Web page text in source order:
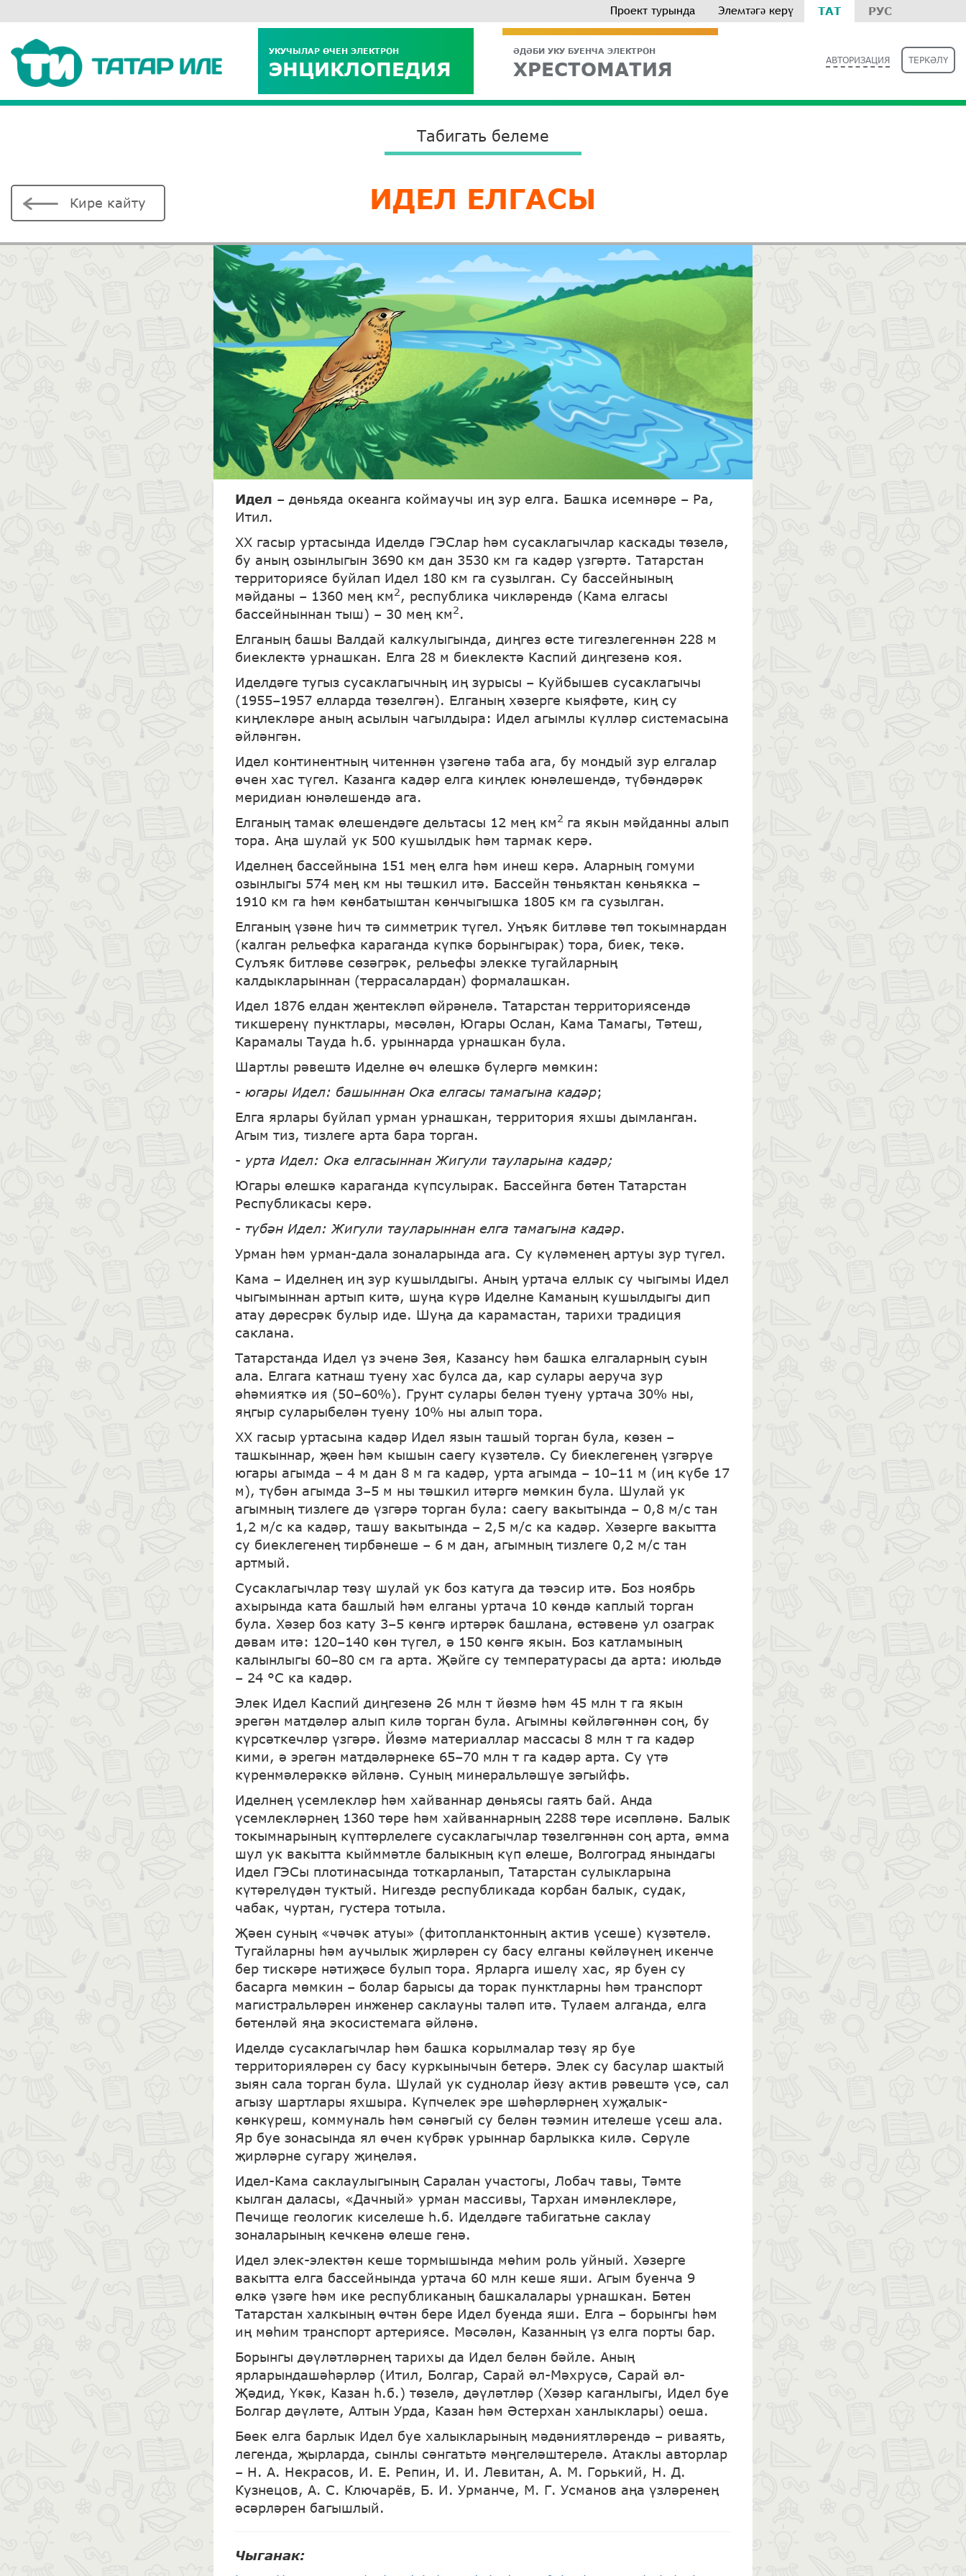
ТАТ РУС
Проект турында Элемтәгә керү
УКУЧЫЛАР ӨЧЕН ЭЛЕКТРОН
ЭНЦИКЛОПЕДИЯ
ӘДӘБИ УКУ БУЕНЧА ЭЛЕКТРОН
ХРЕСТОМАТИЯ АВТОРИЗАЦИЯ ТЕРКӘЛҮ
Кире кайту
Табигать белеме
ИДЕЛ ЕЛГАСЫ
Идел – дөньяда океанга коймаучы иң зур елга. Башка исемнәре – Ра,
Итил.
XX гасыр уртасында Иделдә ГЭСлар һәм сусаклагычлар каскады төзелә,
бу аның озынлыгын 3690 км дан 3530 км га кадәр үзгәртә. Татарстан
территориясе буйлап Идел 180 км га сузылган. Су бассейнының
мәйданы – 1360 мең км2, республика чикләрендә (Кама елгасы
бассейныннан тыш) – 30 мең км2.
Елганың башы Валдай калкулыгында, диңгез өсте тигезлегеннән 228 м
биеклектә урнашкан. Елга 28 м биеклектә Каспий диңгезенә коя.
Иделдәге тугыз сусаклагычның иң зурысы – Куйбышев сусаклагычы
(1955–1957 елларда төзелгән). Елганың хәзерге кыяфәте, киң су
киңлекләре аның асылын чагылдыра: Идел агымлы күлләр системасына
әйләнгән.
Идел континентның читеннән үзәгенә таба ага, бу мондый зур елгалар
өчен хас түгел. Казанга кадәр елга киңлек юнәлешендә, түбәндәрәк
меридиан юнәлешендә ага.
Елганың тамак өлешендәге дельтасы 12 мең км2 га якын мәйданны алып
тора. Аңа шулай ук 500 кушылдык һәм тармак керә.
Иделнең бассейнына 151 мең елга һәм инеш керә. Аларның гомуми
озынлыгы 574 мең км ны тәшкил итә. Бассейн төньяктан көньякка –
1910 км га һәм көнбатыштан көнчыгышка 1805 км га сузылган.
Елганың үзәне һич тә симметрик түгел. Уңъяк битләве төп токымнардан
(калган рельефка караганда күпкә борынгырак) тора, биек, текә.
Сулъяк битләве сөзәгрәк, рельефы элекке тугайларның
калдыкларыннан (террасалардан) формалашкан.
Идел 1876 елдан җентекләп өйрәнелә. Татарстан территориясендә
тикшеренү пунктлары, мәсәлән, Югары Ослан, Кама Тамагы, Тәтеш,
Карамалы Тауда һ.б. урыннарда урнашкан була.
Шартлы рәвештә Иделне өч өлешкә бүлергә мөмкин:
-югары Идел: башыннан Ока елгасы тамагына кадәр;
Елга ярлары буйлап урман урнашкан, территория яхшы дымланган.
Агым тиз, тизлеге арта бара торган.
- урта Идел: Ока елгасыннанЖигули тауларына кадәр;
Югары өлешкә караганда күпсулырак. Бассейнга бөтен Татарстан
Республикасы керә.
- түбән Идел: Жигули тауларыннан елга тамагына кадәр.
Урман һәм урман-дала зоналарында ага. Су күләменең артуы зур түгел.
Кама – Иделнең иң зур кушылдыгы. Аның уртача еллык су чыгымы Идел
чыгымыннан артып китә, шуңа күрә Иделне Каманың кушылдыгы дип
атау дөресрәк булыр иде. Шуңа да карамастан, тарихи традиция
саклана.
Татарстанда Идел үз эченә Зөя, Казансу һәм башка елгаларның суын
ала. Елгага катнаш туену хас булса да, кар сулары аеруча зур
әһәмияткә ия (50–60%). Грунт сулары белән туену уртача 30% ны,
яңгыр суларыбелән туену 10% ны алып тора.
ХХ гасыр уртасына кадәр Идел язын ташый торган була, көзен –
ташкыннар, җәен һәм кышын саегу күзәтелә. Су биеклегенең үзгәрүе
югары агымда – 4 м дан 8 м га кадәр, урта агымда – 10–11 м (иң күбе 17
м), түбән агымда 3–5 м ны тәшкил итәргә мөмкин була. Шулай ук
агымның тизлеге дә үзгәрә торган була: саегу вакытында – 0,8 м/с тан
1,2 м/с ка кадәр, ташу вакытында – 2,5 м/с ка кадәр. Хәзерге вакытта
су биеклегенең тирбәнеше – 6 м дан, агымның тизлеге 0,2 м/с тан
артмый.
Сусаклагычлар төзү шулай ук боз катуга да тәэсир итә. Боз ноябрь
ахырында ката башлый һәм елганы уртача 10 көндә каплый торган
була. Хәзер боз кату 3–5 көнгә иртәрәк башлана, өстәвенә ул озаграк
дәвам итә: 120–140 көн түгел, ә 150 көнгә якын. Боз катламының
калынлыгы 60–80 см га арта. Җәйге су температурасы да арта: июльдә
– 24 °С ка кадәр.
Элек Идел Каспий диңгезенә 26 млн т йөзмә һәм 45 млн т га якын
эрегән матдәләр алып килә торган була. Агымны көйләгәннән соң, бу
күрсәткечләр үзгәрә. Йөзмә материаллар массасы 8 млн т га кадәр
кими, ә эрегән матдәләрнеке 65–70 млн т га кадәр арта. Су үтә
күренмәлерәккә әйләнә. Суның минеральләшүе зәгыйфь.
Иделнең үсемлекләр һәм хайваннар дөньясы гаять бай. Анда
үсемлекләрнең 1360 төре һәм хайваннарның 2288 төре исәпләнә. Балык
токымнарының күптөрлелеге сусаклагычлар төзелгәннән соң арта, әмма
шул ук вакытта кыйммәтле балыкның күп өлеше, Волгоград янындагы
Идел ГЭСы плотинасында тоткарланып, Татарстан сулыкларына
күтәрелүдән туктый. Нигездә республикада корбан балык, судак,
чабак, чуртан, густера тотыла.
Җәен суның «чәчәк атуы» (фитопланктонның актив үсеше) күзәтелә.
Тугайларны һәм аучылык җирләрен су басу елганы көйләүнең икенче
бер тискәре нәтиҗәсе булып тора. Ярларга ишелү хас, яр буен су
басарга мөмкин – болар барысы да торак пунктларны һәм транспорт
магистральләрен инженер саклауны таләп итә. Тулаем алганда, елга
бөтенләй яңа экосистемага әйләнә.
Иделдә сусаклагычлар һәм башка корылмалар төзү яр буе
территорияләрен су басу куркынычын бетерә. Элек су басулар шактый
зыян сала торган була. Шулай ук суднолар йөзү актив рәвештә үсә, сал
агызу шартлары яхшыра. Күпчелек эре шәһәрләрнең хуҗалык-
көнкүреш, коммуналь һәм сәнәгый су белән тәэмин ителеше үсеш ала.
Яр буе зонасында ял өчен күбрәк урыннар барлыкка килә. Сөрүле
җирләрне сугару җиңеләя.
Идел-Кама саклаулыгының Саралан участогы, Лобач тавы, Тәмте
кылган даласы, «Дачный» урман массивы, Тархан имәнлекләре,
Печище геологик киселеше һ.б. Иделдәге табигатьне саклау
зоналарының кечкенә өлеше генә.
Идел элек-электән кеше тормышында мөһим роль уйный. Хәзерге
вакытта елга бассейнында уртача 60 млн кеше яши. Агым буенча 9
өлкә үзәге һәм ике республиканың башкалалары урнашкан. Бөтен
Татарстан халкының өчтән бере Идел буенда яши. Елга – борынгы һәм
иң мөһим транспорт артериясе. Мәсәлән, Казанның үз елга порты бар.
Борынгы дәүләтләрнең тарихы да Идел белән бәйле. Аның
ярларындашәһәрләр (Итил, Болгар, Сарай әл-Мәхрусә, Сарай әл-
Җәдид, Үкәк, Казан һ.б.) төзелә, дәүләтләр (Хәзәр каганлыгы, Идел буе
Болгар дәүләте, Алтын Урда, Казан һәм Әстерхан ханлыклары) оеша.
Бөек елга барлык Идел буе халыкларының мәдәниятләрендә – риваять,
легенда, җырларда, сынлы сәнгатьтә мәңгеләштерелә. Атаклы авторлар
– Н. А. Некрасов, И. Е. Репин, И. И. Левитан, А. М. Горький, Н. Д.
Кузнецов, А. С. Ключарёв, Б. И. Урманче, М. Г. Усманов аңа үзләренең
әсәрләрен багышлый.
Чыганак: